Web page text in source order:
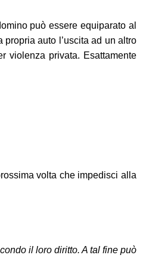
può essere equiparato al
auto l’uscita ad un altro
violenza privata. Esattamente
volta che impedisci alla
il loro diritto. A tal fine può